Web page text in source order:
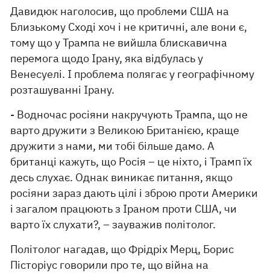
Давидюк наголосив, що проблеми США на
Близькому Сході хоч і не критичні, але вони є,
тому що у Трампа не вийшла блискавична
перемога щодо Ірану, яка відбулась у
Венесуелі. І проблема полягає у географічному
розташуванні Ірану.
- Водночас росіяни накручують Трампа, що не
варто дружити з Великою Британією, краще
дружити з нами, ми тобі більше дамо. А
британці кажуть, що Росія – це ніхто, і Трамп їх
десь слухає. Однак виникає питання, якщо
росіяни зараз дають цілі і зброю проти Америки
і загалом працюють з Іраном проти США, чи
варто їх слухати?, – зауважив політолог.
Політолог нагадав, що Фрідріх Мерц, Борис
Пісторіус говорили про те, що війна на